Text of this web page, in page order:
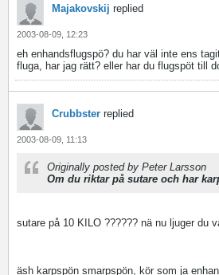
Majakovskij replied
2003-08-09, 12:23
eh enhandsflugspö? du har väl inte ens
fluga, har jag rätt? eller har du flugspöt till
Crubbster replied
2003-08-09, 11:13
Originally posted by Peter Larsson
Om du riktar på sutare och har
sutare på 10 KILO ?????? nä nu ljuger du
äsh karpspön smarpspön, kör som ja